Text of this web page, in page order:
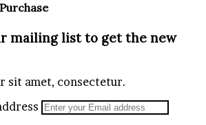
mailing list to get the new
sit amet, consectetur.